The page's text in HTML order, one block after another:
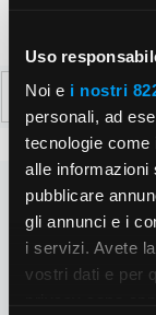
Uso
Noi e i nostri
personali, ad
tecnologie
alle informazioni
pubblicare
gli annunci e i
i servizi. Avete
vostri dati e per
Ricerca
per: